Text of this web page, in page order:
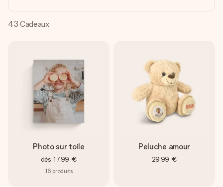
Créez quelque chose d’unique en quelques étapes – avec
son prénom, votre photo ou un message qui touche le cœur.
Sans complications, juste tout l’amour pour le moment idéal.
43 Cadeaux
Photo sur toile
dès 17,99 €
16 produits
Peluche amour
29,99 €